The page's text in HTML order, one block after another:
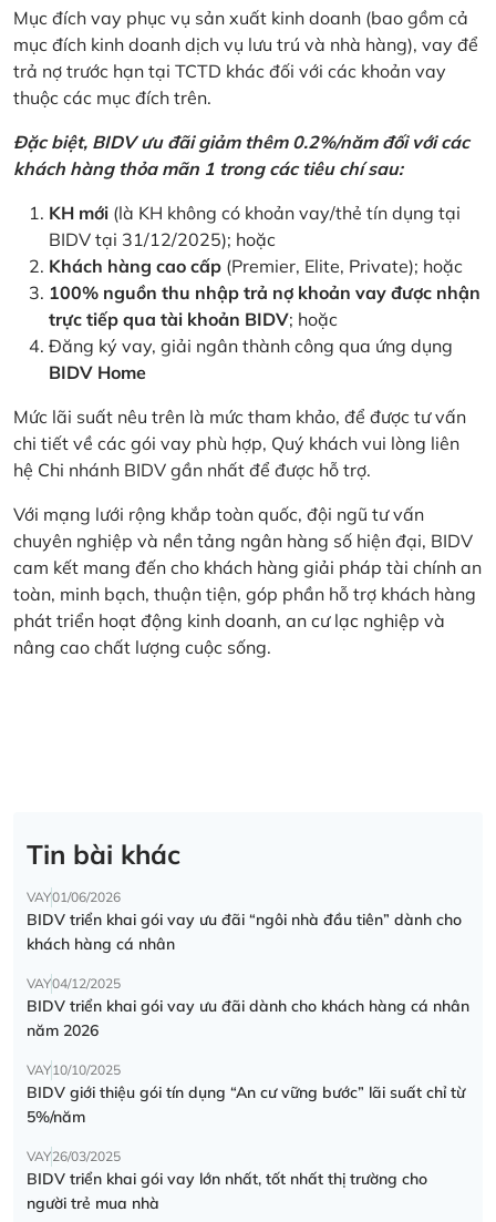
Mục đích vay phục vụ sản xuất kinh doanh (bao gồm cả
mục đích kinh doanh dịch vụ lưu trú và nhà hàng), vay để
trả nợ trước hạn tại TCTD khác đối với các khoản vay
thuộc các mục đích trên.
Đặc biệt, BIDV ưu đãi giảm thêm 0.2%/năm đối với các
khách hàng thỏa mãn 1 trong các tiêu chí sau:
KH mới (là KH không có khoản vay/thẻ tín dụng tại
BIDV tại 31/12/2025); hoặc
Khách hàng cao cấp (Premier, Elite, Private); hoặc
100% nguồn thu nhập trả nợ khoản vay được nhận
trực tiếp qua tài khoản BIDV; hoặc
Đăng ký vay, giải ngân thành công qua ứng dụng
BIDV Home
Mức lãi suất nêu trên là mức tham khảo, để được tư vấn
chi tiết về các gói vay phù hợp, Quý khách vui lòng liên
hệ Chi nhánh BIDV gần nhất để được hỗ trợ.
Với mạng lưới rộng khắp toàn quốc, đội ngũ tư vấn
chuyên nghiệp và nền tảng ngân hàng số hiện đại, BIDV
cam kết mang đến cho khách hàng giải pháp tài chính an
toàn, minh bạch, thuận tiện, góp phần hỗ trợ khách hàng
phát triển hoạt động kinh doanh, an cư lạc nghiệp và
nâng cao chất lượng cuộc sống.
Tin bài khác
VAY01/06/2026
BIDV triển khai gói vay ưu đãi “ngôi nhà đầu tiên” dành cho
khách hàng cá nhân
VAY04/12/2025
BIDV triển khai gói vay ưu đãi dành cho khách hàng cá nhân
năm 2026
VAY10/10/2025
BIDV giới thiệu gói tín dụng “An cư vững bước” lãi suất chỉ từ
5%/năm
VAY26/03/2025
BIDV triển khai gói vay lớn nhất, tốt nhất thị trường cho
người trẻ mua nhà